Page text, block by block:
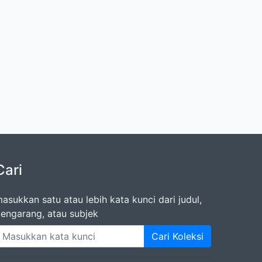
satu atau lebih kata kunci dari judul,
atau subjek
Cari Koleksi